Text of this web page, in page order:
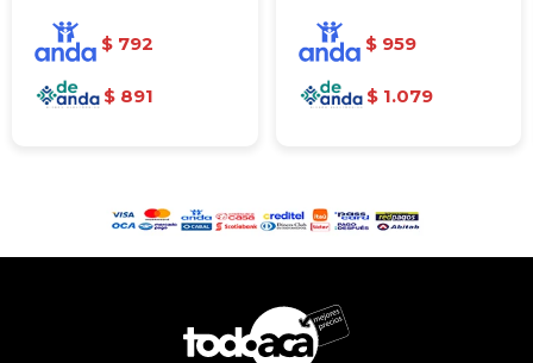
$ 792
$ 891
$ 959
$ 1.079